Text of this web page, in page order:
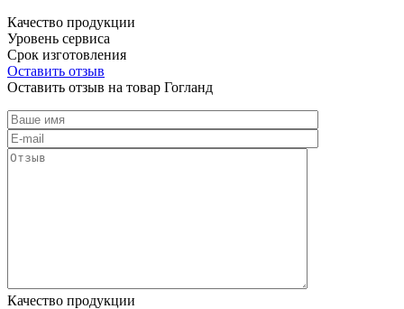
Качество продукции
Уровень сервиса
Срок изготовления
Оставить отзыв
Оставить отзыв на товар Гогланд
Качество продукции